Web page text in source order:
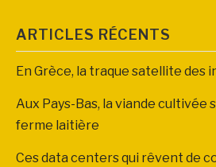
ARTICLES RÉCENTS
En Grèce, la traque satellite des
Aux Pays-Bas, la viande cultivée
ferme laitière
Ces data centers qui rêvent de